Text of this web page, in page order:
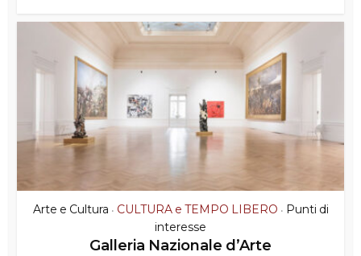
Arte e Cultura • CULTURA e TEMPO LIBERO • Punti di
interesse
Galleria Nazionale d’Arte